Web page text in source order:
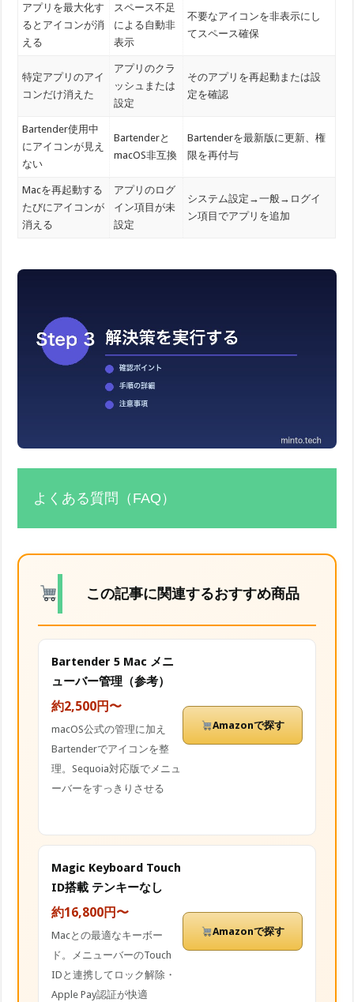
アプリを最大化す
るとアイコンが消
える
スペース不足
による自動非
表示
不要なアイコンを非表示にし
てスペース確保
特定アプリのアイ
コンだけ消えた
アプリのクラ
ッシュまたは
設定
そのアプリを再起動または設
定を確認
Bartender使用中
にアイコンが見え
ない
Bartenderと
macOS非互換
Bartenderを最新版に更新、権
限を再付与
Macを再起動する
たびにアイコンが
消える
アプリのログ
イン項目が未
設定
システム設定→一般→ログイ
ン項目でアプリを追加
よくある質問（FAQ）
この記事に関連するおすすめ商品
Bartender 5 Mac メニ
ューバー管理（参考）
約2,500円〜
macOS公式の管理に加え
Bartenderでアイコンを整
理。Sequoia対応版でメニュ
ーバーをすっきりさせる
Amazonで探す
Magic Keyboard Touch
ID搭載 テンキーなし
約16,800円〜
Macとの最適なキーボー
ド。メニューバーのTouch
IDと連携してロック解除・
Apple Pay認証が快適
Amazonで探す